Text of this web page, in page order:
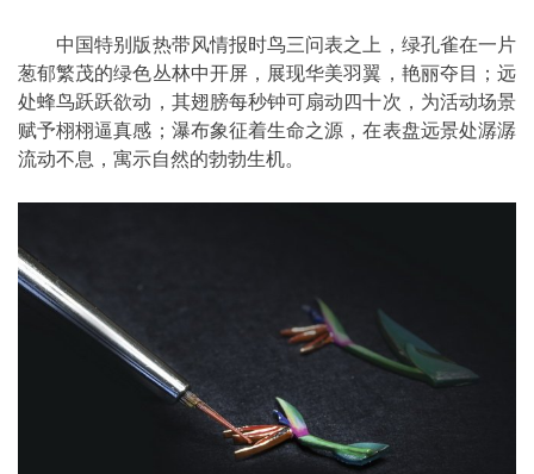
中国特别版热带风情报时鸟三问表之上，绿孔雀在一片
葱郁繁茂的绿色丛林中开屏，展现华美羽翼，艳丽夺目；远
处蜂鸟跃跃欲动，其翅膀每秒钟可扇动四十次，为活动场景
赋予栩栩逼真感；瀑布象征着生命之源，在表盘远景处潺潺
流动不息，寓示自然的勃勃生机。